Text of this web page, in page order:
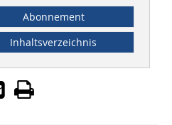
Abonnement
Inhaltsverzeichnis